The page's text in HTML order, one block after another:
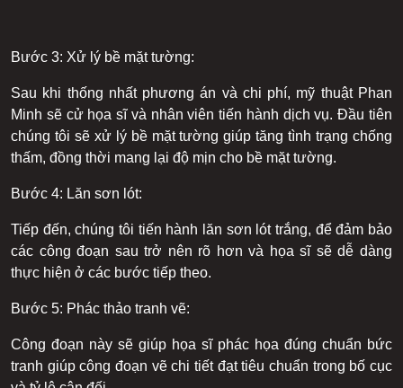
Bước 3: Xử lý bề mặt tường:
Sau khi thống nhất phương án và chi phí, mỹ thuật Phan
Minh sẽ cử họa sĩ và nhân viên tiến hành dịch vụ. Đầu tiên
chúng tôi sẽ xử lý bề mặt tường giúp tăng tình trạng chống
thấm, đồng thời mang lại độ mịn cho bề mặt tường.
Bước 4: Lăn sơn lót:
Tiếp đến, chúng tôi tiến hành lăn sơn lót trắng, để đảm bảo
các công đoạn sau trở nên rõ hơn và họa sĩ sẽ dễ dàng
thực hiện ở các bước tiếp theo.
Bước 5: Phác thảo tranh vẽ:
Công đoạn này sẽ giúp họa sĩ phác họa đúng chuẩn bức
tranh giúp công đoạn vẽ chi tiết đạt tiêu chuẩn trong bố cục